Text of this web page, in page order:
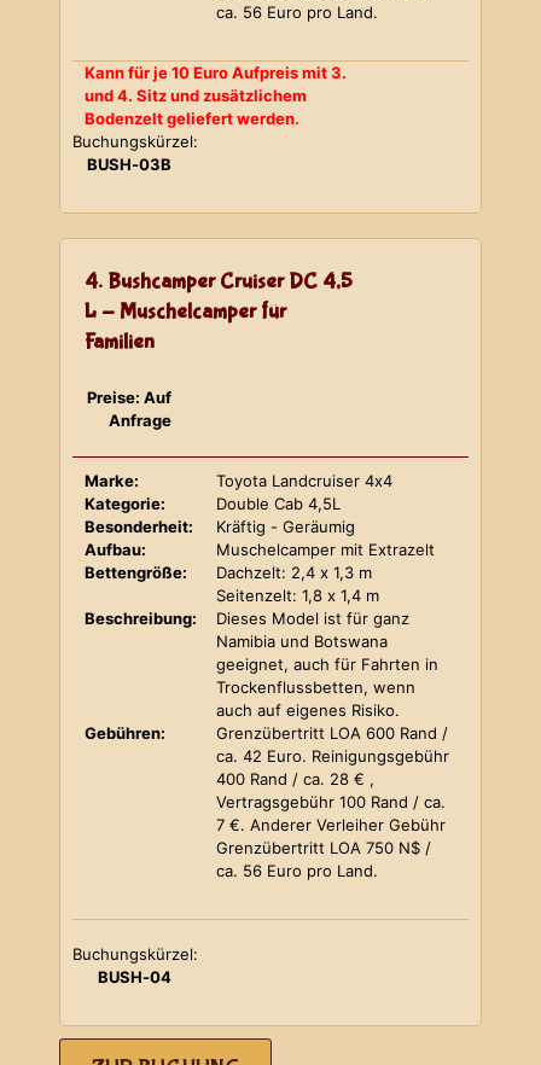
ca. 56 Euro pro Land.
Kann für je 10 Euro Aufpreis mit 3.
und 4. Sitz und zusätzlichem
Bodenzelt geliefert werden.
Buchungskürzel:
BUSH-03B
4. Bushcamper Cruiser DC 4,5
L - Muschelcamper für
Familien
Preise: Auf
Anfrage
Marke:
Toyota Landcruiser 4x4
Kategorie:
Double Cab 4,5L
Besonderheit:
Kräftig - Geräumig
Aufbau:
Muschelcamper mit Extrazelt
Bettengröße:
Dachzelt: 2,4 x 1,3 m
Seitenzelt: 1,8 x 1,4 m
Beschreibung:
Dieses Model ist für ganz
Namibia und Botswana
geeignet, auch für Fahrten in
Trockenflussbetten, wenn
auch auf eigenes Risiko.
Gebühren:
Grenzübertritt LOA 600 Rand /
ca. 42 Euro. Reinigungsgebühr
400 Rand / ca. 28 € ,
Vertragsgebühr 100 Rand / ca.
7 €. Anderer Verleiher Gebühr
Grenzübertritt LOA 750 N$ /
ca. 56 Euro pro Land.
Buchungskürzel:
BUSH-04